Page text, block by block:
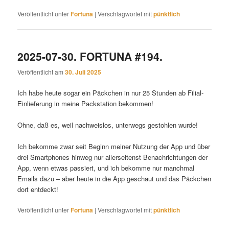
Veröffentlicht unterFortuna |Verschlagwortet mitpünktlich
2025-07-30. FORTUNA #194.
Veröffentlicht am30. Juli 2025
Ich habe heute sogar ein Päckchen in nur 25 Stunden ab Filial-
Einlieferung in meine Packstation bekommen!
Ohne, daß es, weil nachweislos, unterwegs gestohlen wurde!
Ich bekomme zwar seit Beginn meiner Nutzung der App und über
drei Smartphones hinweg nur allerseltenst Benachrichtungen der
App, wenn etwas passiert, und ich bekomme nur manchmal
Emails dazu – aber heute in die App geschaut und das Päckchen
dort entdeckt!
Veröffentlicht unterFortuna |Verschlagwortet mitpünktlich